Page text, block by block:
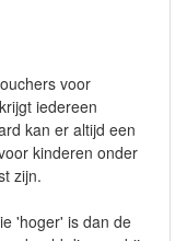
voor
iedereen
kan er altijd een
kinderen onder
zijn.
'hoger' is dan de